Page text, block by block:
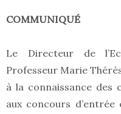
COMMUNIQUÉ
Le Directeur de
Professeur Marie
à la connaissance des
aux concours